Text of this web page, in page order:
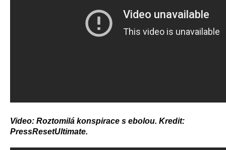
Video: Roztomilá konspirace s ebolou. Kredit:
PressResetUltimate.